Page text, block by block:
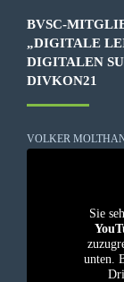
BVSC-
„DIGITALE
DIGITALEN
DIVKON21
VOLKER
Sie
unten.